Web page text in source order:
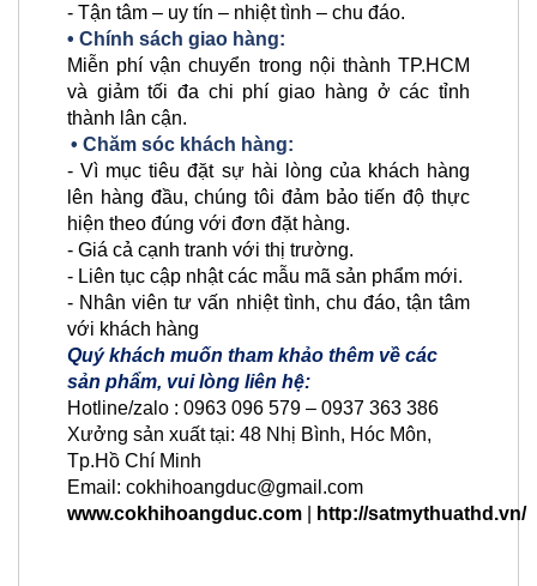
- Tận tâm – uy tín – nhiệt tình – chu đáo.
• Chính sách giao hàng:
Miễn phí vận chuyển trong nội thành TP.HCM
và giảm tối đa chi phí giao hàng ở các tỉnh
thành lân cận.
• Chăm sóc khách hàng:
- Vì mục tiêu đặt sự hài lòng của khách hàng
lên hàng đầu, chúng tôi đảm bảo tiến độ thực
hiện theo đúng với đơn đặt hàng.
- Giá cả cạnh tranh với thị trường.
- Liên tục cập nhật các mẫu mã sản phẩm mới.
- Nhân viên tư vấn nhiệt tình, chu đáo, tận tâm
với khách hàng
Quý khách muốn tham khảo thêm về các
sản phẩm, vui lòng liên hệ:
Hotline/zalo : 0963 096 579 – 0937 363 386
Xưởng sản xuất tại: 48 Nhị Bình, Hóc Môn,
Tp.Hồ Chí Minh
Email: cokhihoangduc@gmail.com
www.cokhihoangduc.com
http://satmythuathd.vn/